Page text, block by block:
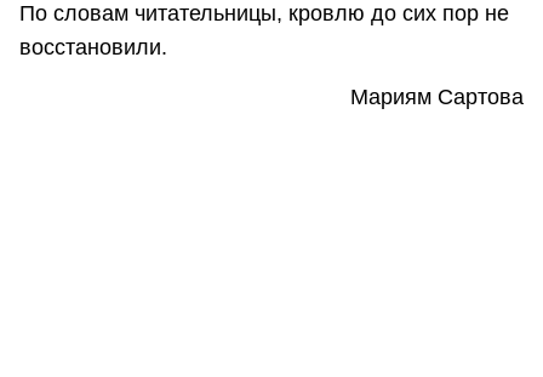
По словам читательницы, кровлю до сих пор не
восстановили.
Мариям Сартова